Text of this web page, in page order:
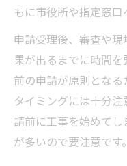
もに市役所や指定窓口
申請受理後、審査や
果が出るまでに時間
前の申請が原則とな
タイミングには十分
請前に工事を始めて
が多いので要注意です。